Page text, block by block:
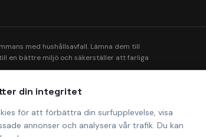
din integritet
för att förbättra din surfupplevelse, visa
annonser och analysera vår trafik. Du kan
med hushållsavfall. Lämna dem till
en bättre miljö och säkerställer att farliga